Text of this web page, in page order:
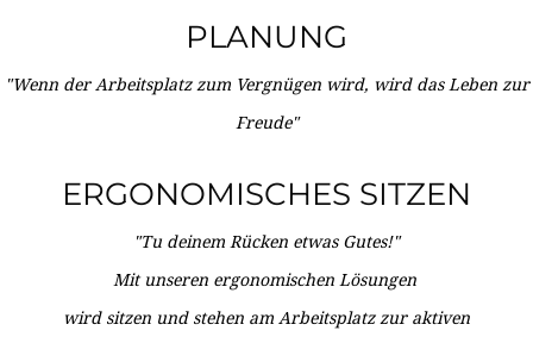
PLANUNG
"Wenn der Arbeitsplatz zum Vergnügen wird, wird das Leben zur
Freude"
ERGONOMISCHES SITZEN
"Tu deinem Rücken etwas Gutes!"
Mit unseren ergonomischen Lösungen
wird sitzen und stehen am Arbeitsplatz zur aktiven